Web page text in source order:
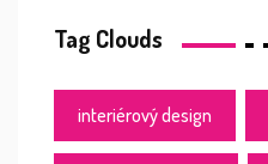
Tag Clouds
interiérový design